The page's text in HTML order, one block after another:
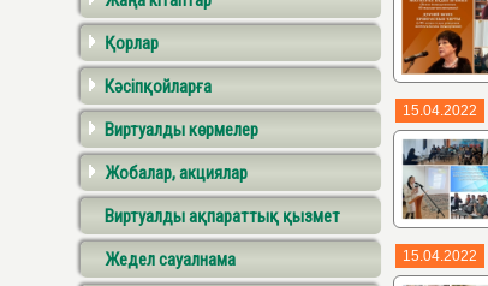
Қорлар
Кәсіпқойларға
Виртуалды көрмелер
Жобалар, акциялар
Виртуалды ақпараттық қызмет
Жедел сауалнама
15.04.2022
15.04.2022